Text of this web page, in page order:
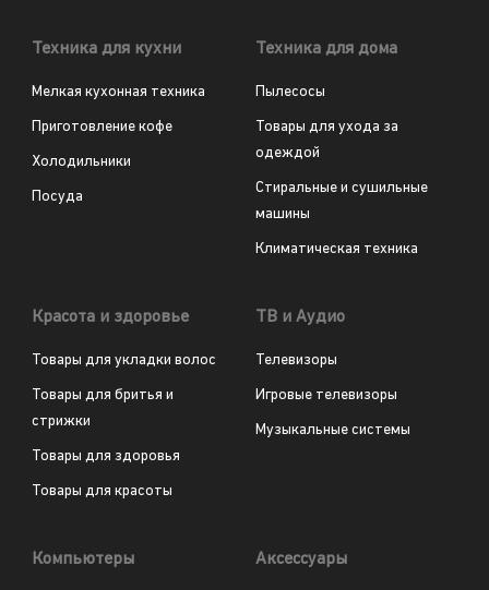
Техника для кухни
Мелкая кухонная техника
Приготовление кофе
Холодильники
Посуда
Техника для дома
Пылесосы
Товары для ухода за
одеждой
Стиральные и сушильные
машины
Климатическая техника
Красота и здоровье
Товары для укладки волос
Товары для бритья и
стрижки
Товары для здоровья
Товары для красоты
ТВ и Аудио
Телевизоры
Игровые телевизоры
Музыкальные системы
Компьютеры Аксессуары